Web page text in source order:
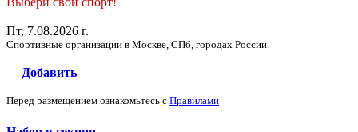
Пт, 7.08.2026 г.
Спортивные организации в Москве, СПб, городах России.
Добавить
Перед размещением ознакомьтесь с Правилами